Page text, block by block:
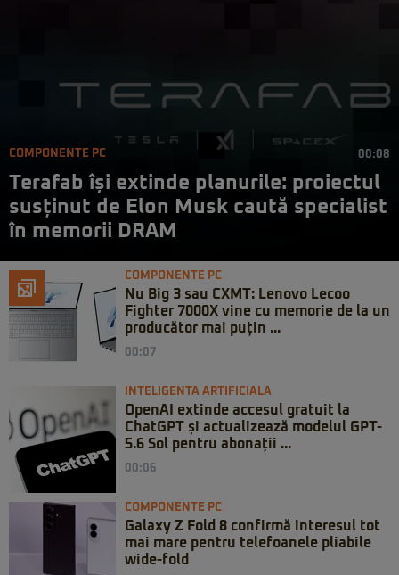
COMPONENTE PC 00:08
Terafab își extinde planurile: proiectul
susținut de Elon Musk caută specialist
în memorii DRAM
COMPONENTE PC
Nu Big 3 sau CXMT: Lenovo Lecoo
Fighter 7000X vine cu memorie de la un
producător mai puțin ...
00:07
INTELIGENTA ARTIFICIALA
OpenAI extinde accesul gratuit la
ChatGPT și actualizează modelul GPT-
5.6 Sol pentru abonații ...
00:06
COMPONENTE PC
Galaxy Z Fold 8 confirmă interesul tot
mai mare pentru telefoanele pliabile
wide-fold